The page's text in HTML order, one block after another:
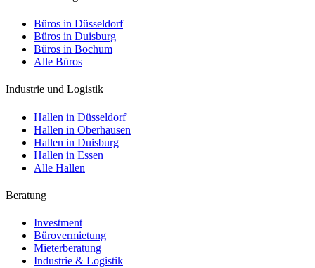
Büros in Düsseldorf
Büros in Duisburg
Büros in Bochum
Alle Büros
Industrie und Logistik
Hallen in Düsseldorf
Hallen in Oberhausen
Hallen in Duisburg
Hallen in Essen
Alle Hallen
Beratung
Investment
Bürovermietung
Mieterberatung
Industrie & Logistik